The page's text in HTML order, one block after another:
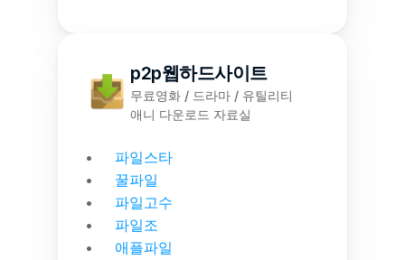
p2p웹하드사이트
무료영화 / 드라마 / 유틸리티
애니 다운로드 자료실
파일스타
꿀파일
파일고수
파일조
애플파일